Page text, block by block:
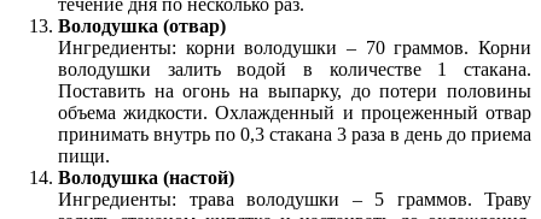
Володушка (отвар)
Ингредиенты: корни володушки – 70 граммов. Корни
володушки залить водой в количестве 1 стакана.
Поставить на огонь на выпарку, до потери половины
объема жидкости. Охлажденный и процеженный отвар
принимать внутрь по 0,3 стакана 3 раза в день до приема
пищи.
Володушка (настой)
Ингредиенты: трава володушки – 5 граммов. Траву